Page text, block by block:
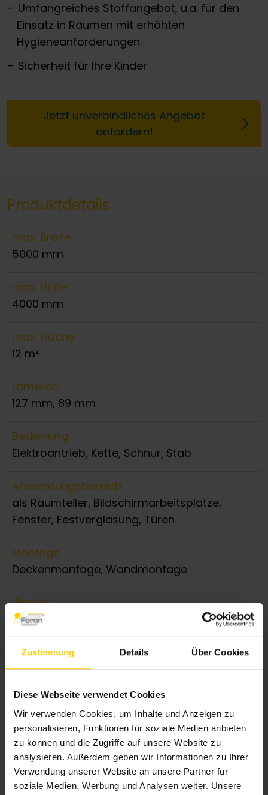
Zustimmung Details Über Cookies
Diese Webseite verwendet Cookies
Wir verwenden Cookies, um Inhalte und Anzeigen zu
personalisieren, Funktionen für soziale Medien anbieten
zu können und die Zugriffe auf unsere Website zu
analysieren. Außerdem geben wir Informationen zu Ihrer
Verwendung unserer Website an unsere Partner für
soziale Medien, Werbung und Analysen weiter. Unsere
Umfangreiches Stoffangebot, u.a. für den
Einsatz in Räumen mit erhöhten
Hygieneanforderungen.
Sicherheit für Ihre Kinder
Jetzt unverbindliches Angebot
anfordern!
Produktdetails
max. Breite
5000 mm
max. Höhe
4000 mm
max. Fläche
12 m²
Lamellen
127 mm, 89 mm
Bedienung
Elektroantrieb, Kette, Schnur, Stab
Anwendungsbereich
als Raumteiler, Bildschirmarbeitsplätze,
Fenster, Festverglasung, Türen
Montage
Deckenmontage, Wandmontage
Hinweis
größere Anlagen auf Anfrage